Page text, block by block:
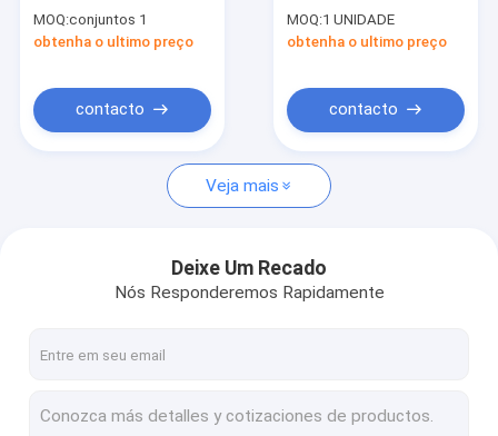
Casos
varredor handheld do ultra-som
Scanner de ultrassom veterinário
do laringoscópio
video Handheld de
MOQ:conjuntos 1
obtenha o ultimo preço
contacto
Larygoscope
examina a câmera
tímpano
MOQ:1 UNIDADE
obtenha o ultimo preço
contacto
Veja mais
Deixe Um Recado
Nós Responderemos Rapidamente